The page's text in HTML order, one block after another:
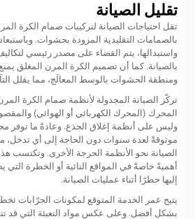
تقليل الصيانة
تقل احتياجات الصيانة لتركيبات صمام الكرة
بالصمامات التقليدية المزودة بحشوات.
واستبدالها، يتم القضاء على مصدر رئيسي
بالصيانة. كما أن تصميم الكرة المرن المغلق
ومنطقة الحشوات بالوسط المعالَج، مما يقلل
تركّز الصيانة المجدولة لأنظمة صمام الكرة
المحرك (المحرك الكهربائي أو الهوائي)
وليس على أنظمة إغلاق الجذع. وعادةً ما توفر
موثوقةً لعدة سنوات دون الحاجة إلى أي تدخل،
الصيانة نحو الأنظمة الحرجة الأخرى. وتكتسب
أهميةً خاصةً في المواقع النائية أو الخطرة
إليها خطرًا أثناء عمليات الصيانة.
يتيح عمر الخدمة المتوقع لمكونات الجرّابات
بشكل أفضل. وعلى عكس مواد التعبئة التي قد